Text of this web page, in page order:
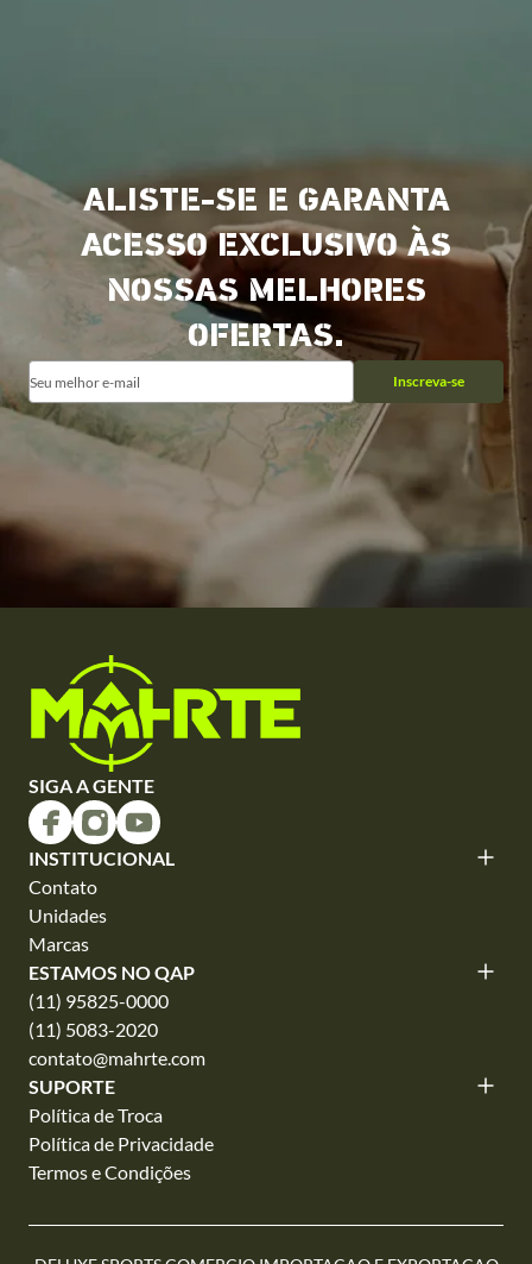
ALISTE-SE E GARANTA
ACESSO EXCLUSIVO ÀS
NOSSAS MELHORES
OFERTAS.
Inscreva-se
SIGA A GENTE
INSTITUCIONAL
Contato
Unidades
Marcas
ESTAMOS NO QAP
(11) 95825-0000
(11) 5083-2020
contato@mahrte.com
SUPORTE
Política de Troca
Política de Privacidade
Termos e Condições